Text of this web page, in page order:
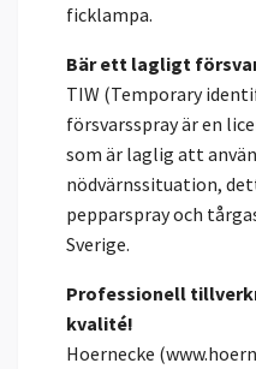
ficklampa.
Bär ett lagligt
TIW (Temporary
försvarsspray är en
som är laglig att
nödvärnssituation,
pepparspray och
Sverige.
Professionell
kvalité!
Hoernecke